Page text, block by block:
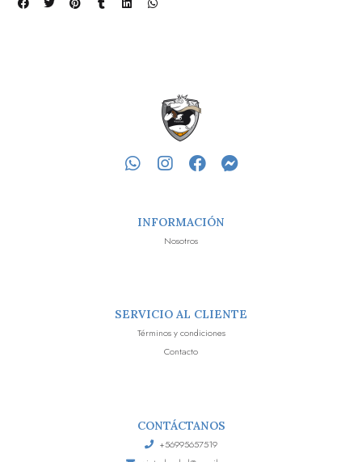
INFORMACIÓN
Nosotros
SERVICIO AL CLIENTE
Términos y condiciones
Contacto
CONTÁCTANOS
+56995657519